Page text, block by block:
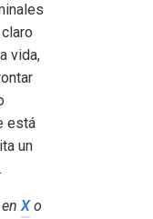
vida,
está
un
enXo